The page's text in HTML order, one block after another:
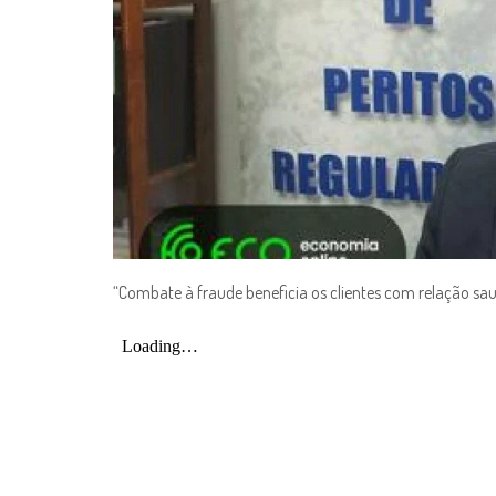
“Combate à fraude beneficia os clientes com relação